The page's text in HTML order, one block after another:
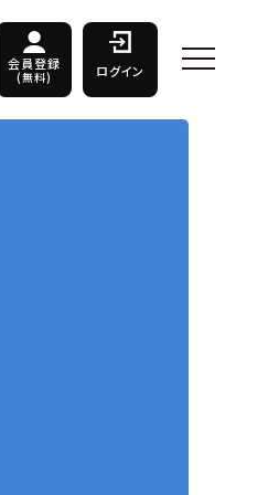
会員登録
(無料) ログイン